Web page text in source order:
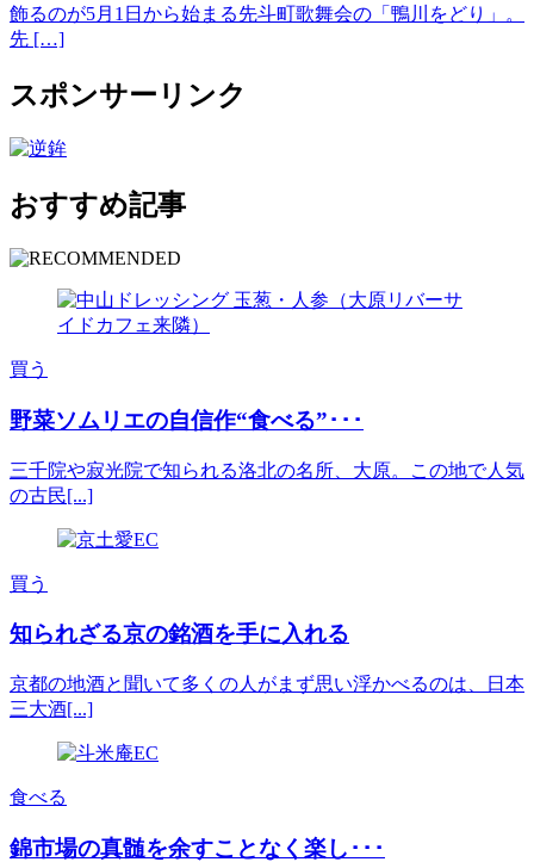
飾るのが5月1日から始まる先斗町歌舞会の「鴨川をどり」。
先 […]
スポンサーリンク
おすすめ記事
買う
野菜ソムリエの自信作“食べる”･･･
三千院や寂光院で知られる洛北の名所、大原。この地で人気
の古民[...]
買う
知られざる京の銘酒を手に入れる
京都の地酒と聞いて多くの人がまず思い浮かべるのは、日本
三大酒[...]
食べる
錦市場の真髄を余すことなく楽し･･･